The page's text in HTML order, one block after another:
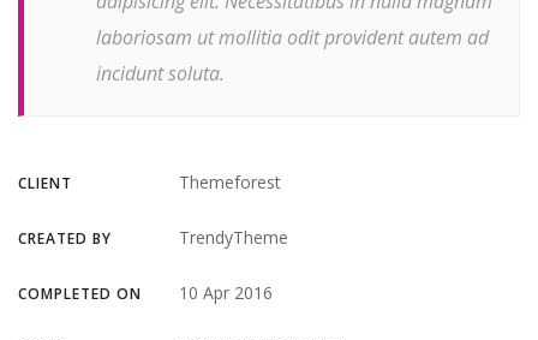
laboriosam ut mollitia odit provident autem ad
incidunt soluta.
CLIENT Themeforest
CREATED BY TrendyTheme
COMPLETED ON 10 Apr 2016